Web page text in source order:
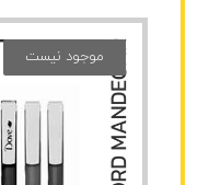
موجود نیست